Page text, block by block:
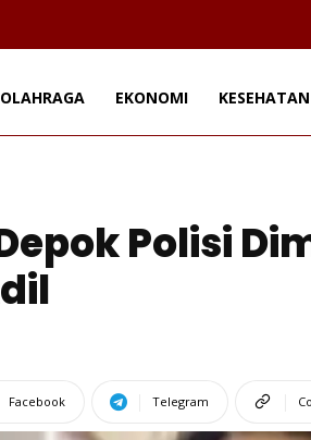
OLAHRAGA EKONOMI KESEHATAN
Polisi
Facebook Telegram